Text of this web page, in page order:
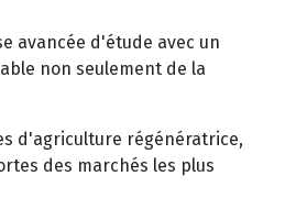
avancée d'étude avec un
non seulement de la
d'agriculture régénératrice,
des marchés les plus